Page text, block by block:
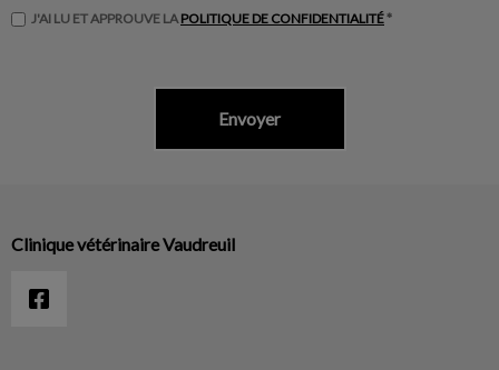
J'AI LU ET APPROUVE LA POLITIQUE DE CONFIDENTIALITÉ*
Clinique vétérinaire Vaudreuil